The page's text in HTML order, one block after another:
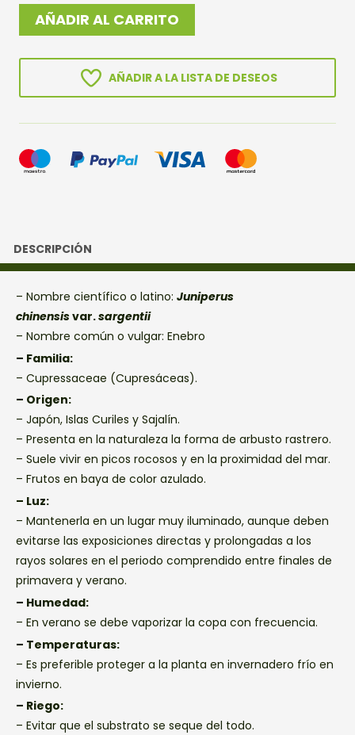
JUNIPERO
SARGENTII
AÑADIR AL CARRITO
AÑADIR A LA LISTA DE DESEOS
DESCRIPCIÓN
– Nombre científico o latino: Juniperus
chinensisvar.sargentii
– Nombre común o vulgar: Enebro
– Familia:
– Cupressaceae (Cupresáceas).
– Origen:
– Japón, Islas Curiles y Sajalín.
– Presenta en la naturaleza la forma de arbusto rastrero.
– Suele vivir en picos rocosos y en la proximidad del mar.
– Frutos en baya de color azulado.
– Luz:
– Mantenerla en un lugar muy iluminado, aunque deben
evitarse las exposiciones directas y prolongadas a los
rayos solares en el periodo comprendido entre finales de
primavera y verano.
– Humedad:
– En verano se debe vaporizar la copa con frecuencia.
– Temperaturas:
– Es preferible proteger a la planta en invernadero frío en
invierno.
– Riego:
– Evitar que el substrato se seque del todo.